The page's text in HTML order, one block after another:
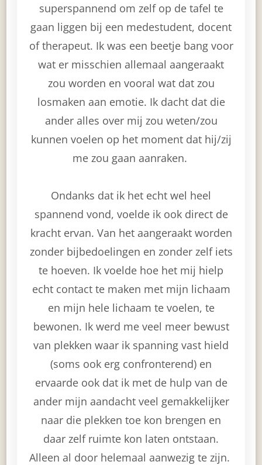
superspannend om zelf op de tafel te
gaan liggen bij een medestudent, docent
of therapeut. Ik was een beetje bang voor
wat er misschien allemaal aangeraakt
zou worden en vooral wat dat zou
losmaken aan emotie. Ik dacht dat die
ander alles over mij zou weten/zou
kunnen voelen op het moment dat hij/zij
me zou gaan aanraken.
Ondanks dat ik het echt wel heel
spannend vond, voelde ik ook direct de
kracht ervan. Van het aangeraakt worden
zonder bijbedoelingen en zonder zelf iets
te hoeven. Ik voelde hoe het mij hielp
echt contact te maken met mijn lichaam
en mijn hele lichaam te voelen, te
bewonen. Ik werd me veel meer bewust
van plekken waar ik spanning vast hield
(soms ook erg confronterend) en
ervaarde ook dat ik met de hulp van de
ander mijn aandacht veel gemakkelijker
naar die plekken toe kon brengen en
daar zelf ruimte kon laten ontstaan.
Alleen al door helemaal aanwezig te zijn.